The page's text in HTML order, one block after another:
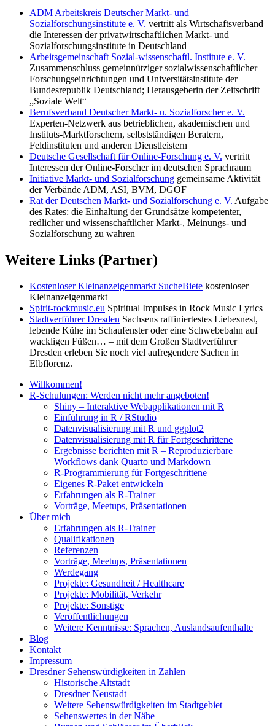
ADM Arbeitskreis Deutscher Markt- und
Sozialforschungsinstitute e. V. vertritt als Wirtschaftsverband
die Interessen der privatwirtschaftlichen Markt- und
Sozialforschungsinstitute in Deutschland
Arbeitsgemeinschaft Sozial-wissenschaftl. Institute e. V.
Zusammenschluss gemeinnütziger sozialwissenschaftlicher
Forschungseinrichtungen und Universitätsinstitute der
Bundesrepublik Deutschland; Herausgeberin der Zeitschrift
„Soziale Welt“
Berufsverband Deutscher Markt- u. Sozialforscher e. V.
Experten-Netzwerk aus betrieblichen, akademischen und
Instituts-Marktforschern, selbstständigen Beratern,
Feldinstituten und anderen Dienstleistern
Deutsche Gesellschaft für Online-Forschung e. V. vertritt
Interessen der Online-Forscher im deutschen Sprachraum
Initiative Markt- und Sozialforschung gemeinsame Aktivität
der Verbände ADM, ASI, BVM, DGOF
Rat der Deutschen Markt- und Sozialforschung e. V. Aufgabe
des Rates: die Einhaltung der Grundsätze kompetenter,
redlicher und wissenschaftlicher Markt-, Meinungs- und
Sozialforschung zu wahren
Weitere Links (Partner)
Kostenloser Kleinanzeigenmarkt SucheBiete kostenloser
Kleinanzeigenmarkt
Spirit-rockmusic.eu Spiritual Impulses in Rock Music Lyrics
Stadtverführer Dresden Sachsens raffiniertestes Liebesnest,
lebende Kühe im Schaufenster oder eine Schwebebahn auf
wackligen Füßen… – mit dem Großen Stadtverführer
Dresden erleben Sie noch viel aufregendere Sachen in
Elbflorenz.
Willkommen!
R-Schulungen: Werden nicht mehr angeboten!
Shiny – Interaktive Webapplikationen mit R
Einführung in R / RStudio
Datenvisualisierung mit R und ggplot2
Datenvisualisierung mit R für Fortgeschrittene
Ergebnisse berichten mit R – Reproduzierbare
Workflows dank Quarto und Markdown
R-Programmierung für Fortgeschrittene
Eigenes R-Paket entwickeln
Erfahrungen als R-Trainer
Vorträge, Meetups, Präsentationen
Über mich
Erfahrungen als R-Trainer
Qualifikationen
Referenzen
Vorträge, Meetups, Präsentationen
Werdegang
Projekte: Gesundheit / Healthcare
Projekte: Mobilität, Verkehr
Projekte: Sonstige
Veröffentlichungen
Weitere Kenntnisse: Sprachen, Auslandsaufenthalte
Blog
Kontakt
Impressum
Dresdner Sehenswürdigkeiten in Zahlen
Historische Altstadt
Dresdner Neustadt
Weitere Sehenswürdigkeiten im Stadtgebiet
Sehenswertes in der Nähe